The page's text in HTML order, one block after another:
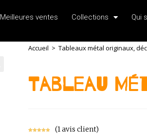
Meilleures ventes Collections Qui
Accueil > Tableaux métal originaux,
Tableau
(1avis client)